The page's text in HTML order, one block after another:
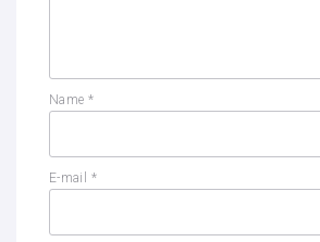
Name *
E-mail *